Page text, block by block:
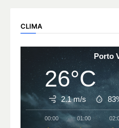
CLIMA
Porto
26°C
2.1 m/s
00:00 01:00